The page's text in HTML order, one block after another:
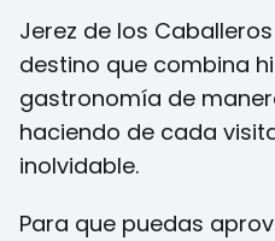
Jerez de los
destino que combina
gastronomía de
haciendo de cada
inolvidable.
Para que puedas